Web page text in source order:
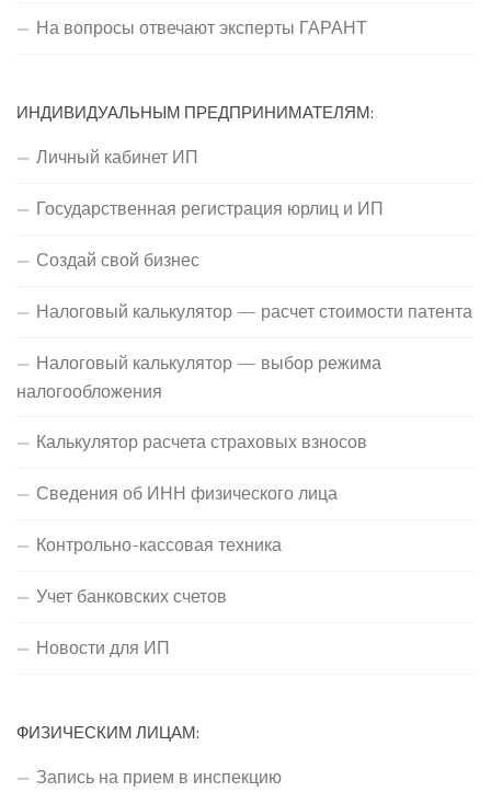
На вопросы отвечают эксперты ГАРАНТ
ИНДИВИДУАЛЬНЫМ ПРЕДПРИНИМАТЕЛЯМ:
Личный кабинет ИП
Государственная регистрация юрлиц и ИП
Создай свой бизнес
Налоговый калькулятор — расчет стоимости патента
Налоговый калькулятор — выбор режима
налогообложения
Калькулятор расчета страховых взносов
Сведения об ИНН физического лица
Контрольно-кассовая техника
Учет банковских счетов
Новости для ИП
ФИЗИЧЕСКИМ ЛИЦАМ:
Запись на прием в инспекцию